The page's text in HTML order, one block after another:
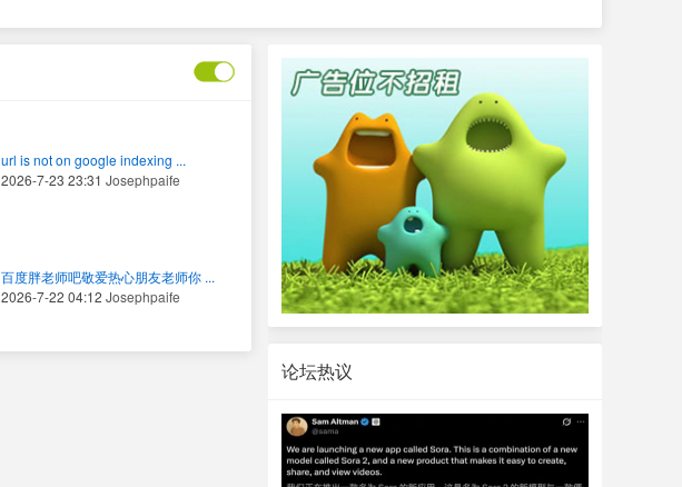
url is not on google indexing ...
2026-7-23 23:31 Josephpaife
百度胖老师吧敬爱热心朋友老师你 ...
2026-7-22 04:12 Josephpaife
论坛热议